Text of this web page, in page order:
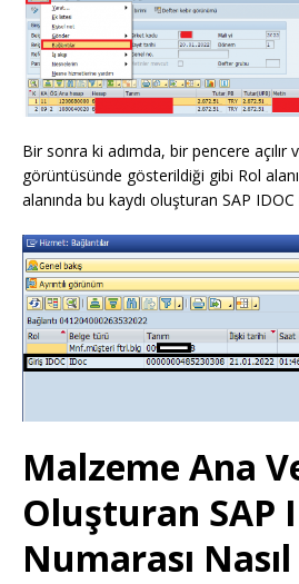
Bir sonra ki adımda, bir pencere açılır
görüntüsünde gösterildiği gibi Rol
alanında bu kaydı oluşturan SAP
Malzeme Ana
Oluşturan SAP
Numarası